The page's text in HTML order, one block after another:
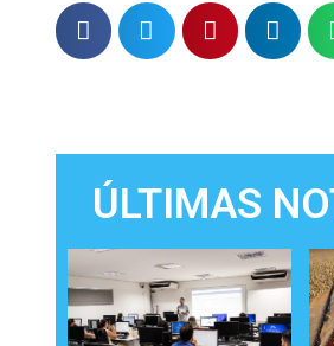
ÚLTIMAS